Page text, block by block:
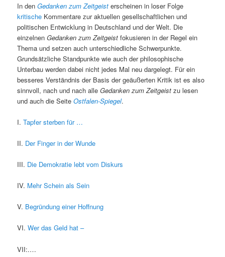
In denGedanken zum Zeitgeist erscheinen in loser Folge
kritische Kommentare zur aktuellen gesellschaftlichen und
politischen Entwicklung in Deutschland und der Welt. Die
einzelnenGedanken zum Zeitgeist fokusieren in der Regel ein
Thema und setzen auch unterschiedliche Schwerpunkte.
Grundsätzliche Standpunkte wie auch der philosophische
Unterbau werden dabei nicht jedes Mal neu dargelegt. Für ein
besseres Verständnis der Basis der geäußerten Kritik ist es also
sinnvoll, nach und nach alleGedanken zum Zeitgeist zu lesen
und auch die SeiteOstfalen-Spiegel.
I.Tapfer sterben für …
II. Der Finger in der Wunde
III. Die Demokratie lebt vom Diskurs
IV. Mehr Schein als Sein
V. Begründung einer Hoffnung
VI.Wer das Geld hat –
VII:.…